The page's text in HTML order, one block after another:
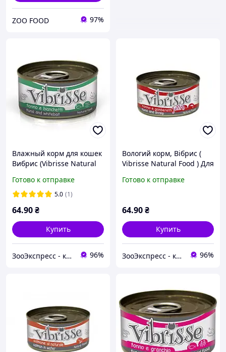
ZOO FOOD 97%
Влажный корм для кошек
Вибрис (Vibrisse Natural
премиум 70 г тунец,
белая рыба
Готово к отправке
5.0 (1)
64.90₴
Купить
ЗооЭкспресс - корм и лакомства 96%
Вологий корм, Вібрис (
Vibrisse Natural Food ) Для
креветки в желе, 70 г
Готово к отправке
64.90₴
Купить
ЗооЭкспресс - корм и лакомства 96%